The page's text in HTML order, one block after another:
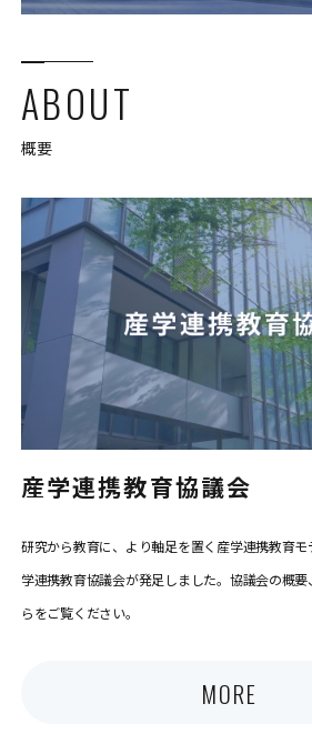
ABOUT
概要
産学連携教育協議会
研究から教育に、より軸足を置く産学連携教育
学連携教育協議会が発足しました。協議会の概
らをご覧ください。
MORE